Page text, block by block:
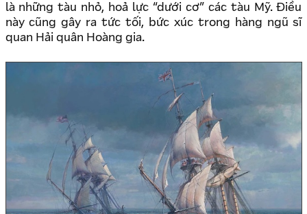
là những tàu nhỏ, hoả lực “dưới cơ” các tàu Mỹ. Điều
này cũng gây ra tức tối, bức xúc trong hàng ngũ sĩ
quan Hải quân Hoàng gia.